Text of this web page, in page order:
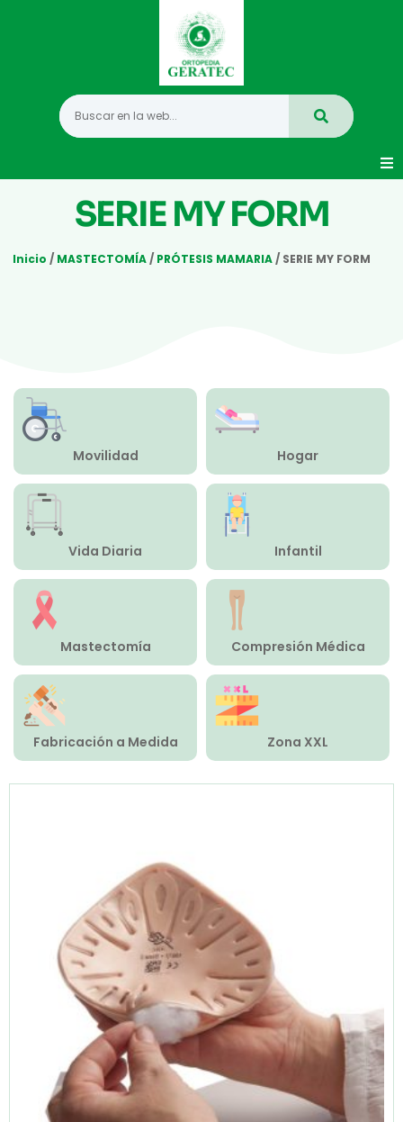
Hogar
Mastectomia
Compresión Médica
Fabricación a Medida
Zona XXL
Alquiler
SERIE MY FORM
Inicio / MASTECTOMÍA/ PRÓTESIS MAMARIA/ SERIE MY FORM
Movilidad Hogar
Vida Diaria Infantil
Mastectomía Compresión Médica
Fabricación a Medida Zona XXL